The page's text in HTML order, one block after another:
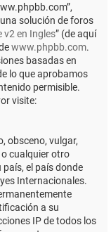
una solución de foros
v2 en Ingles” (de aquí
www.phpbb.com.
basadas en
lo que aprobamos
permisible.
visite:
obsceno, vulgar,
cualquier otro
el país donde
Internacionales.
a su
IP de todos los